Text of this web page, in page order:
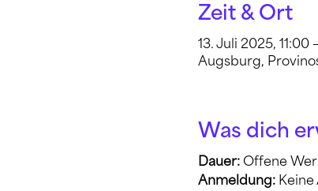
Zeit & Ort
13. Juli 2025, 11:00
Augsburg,
Was dich
Dauer: Offene
Anmeldung: